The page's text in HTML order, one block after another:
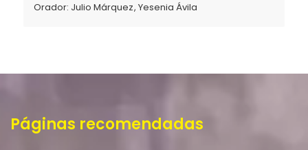
Orador: Julio Márquez,Yesenia Ávila
Páginas recomendadas